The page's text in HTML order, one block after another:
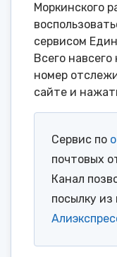
Моркинского
сервисом
Всего
номер
сайте и
Сервис по
почтовых
Канал
посылку из